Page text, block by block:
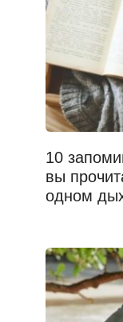
10
вы
одном